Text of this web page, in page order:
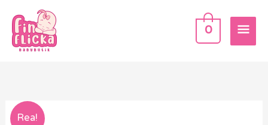
innehåll
0
Rea!
WOOPIE